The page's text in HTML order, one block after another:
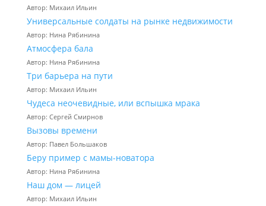
Автор: Михаил Ильин
Универсальные солдаты на рынке недвижимости
Автор: Нина Рябинина
Атмосфера бала
Автор: Нина Рябинина
Три барьера на пути
Автор: Михаил Ильин
Чудеса неочевидные, или вспышка мрака
Автор: Сергей Смирнов
Вызовы времени
Автор: Павел Большаков
Беру пример с мамы-новатора
Автор: Нина Рябинина
Наш дом — лицей
Автор: Михаил Ильин